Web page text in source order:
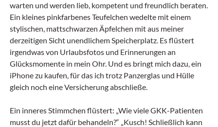
warten und werden lieb, kompetent und freundlich beraten.
Ein kleines pinkfarbenes Teufelchen wedelte mit einem
stylischen, mattschwarzen Äpfelchen mit aus meiner
derzeitigen Sicht unendlichem Speicherplatz. Es flüstert
irgendwas von Urlaubsfotos und Erinnerungen an
Glücksmomente in mein Ohr. Und es bringt mich dazu, ein
iPhone zu kaufen, für das ich trotz Panzerglas und Hülle
gleich noch eine Versicherung abschließe.
Ein inneres Stimmchen flüstert: „Wie viele GKK-Patienten
musst du jetzt dafür behandeln?“ „Kusch! Schließlich kann